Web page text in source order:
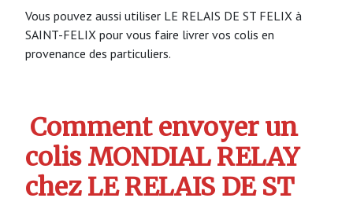
Vous pouvez aussi utiliser LE RELAIS DE ST FELIX à
SAINT-FELIX pour vous faire livrer vos colis en
provenance des particuliers.
Comment envoyer un
colis MONDIAL RELAY
chez LE RELAIS DE ST